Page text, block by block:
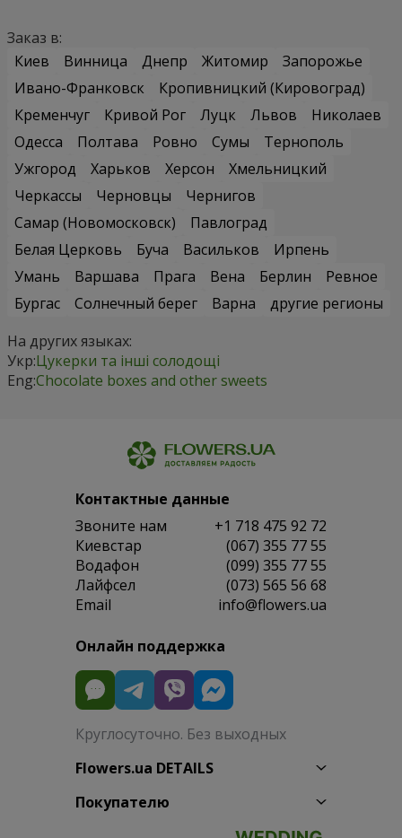
Заказ в:
Киев
Винница Днепр Житомир
Запорожье
Ивано-Франковск
Кропивницкий (Кировоград)
Кременчуг
Кривой Рог Луцк Львов
Николаев
Одесса
Полтава Ровно Сумы
Тернополь
Ужгород
Харьков Херсон
Хмельницкий
Черкассы
Черновцы
Чернигов
Самар (Новомосковск)
Павлоград
Белая Церковь
Буча Васильков
Ирпень
Умань
Варшава Прага Вена Берлин
Ревное
Бургас
Солнечный берег Варна
другие регионы
На других языках:
Укр:Цукерки та інші солодощі
Eng:Chocolate boxes and other sweets
Контактные данные
Звоните нам
+1 718 475 92 72
Киевстар
(067) 355 77 55
Водафон
(099) 355 77 55
Лайфсел
(073) 565 56 68
Email
info@flowers.ua
Онлайн поддержка
Круглосуточно. Без выходных
Flowers.ua DETAILS
Покупателю